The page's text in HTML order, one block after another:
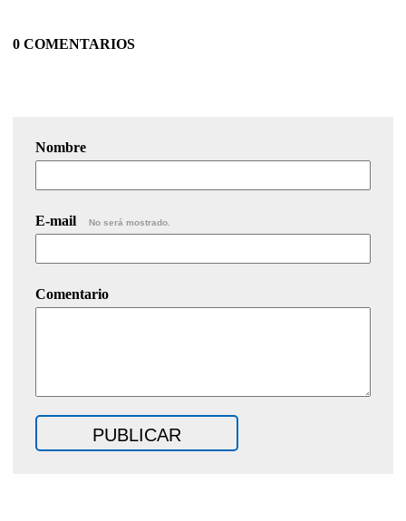
0 COMENTARIOS
Nombre
E-mail No será mostrado.
Comentario